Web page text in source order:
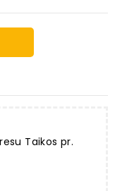
Taikos pr.